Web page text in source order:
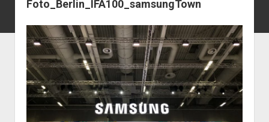
< work
Berlin
Reisen
Kunst
Geschichte
open
dropdown
menu
Geschichte der Stadt Berlin
Impressum
Foto_Berlin_IFA100_samsungTown